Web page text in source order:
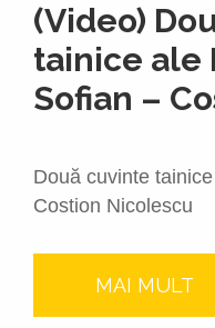
(Video)
tainice ale
Sofian –
Două cuvinte
Costion Nicolescu
MAI MULT